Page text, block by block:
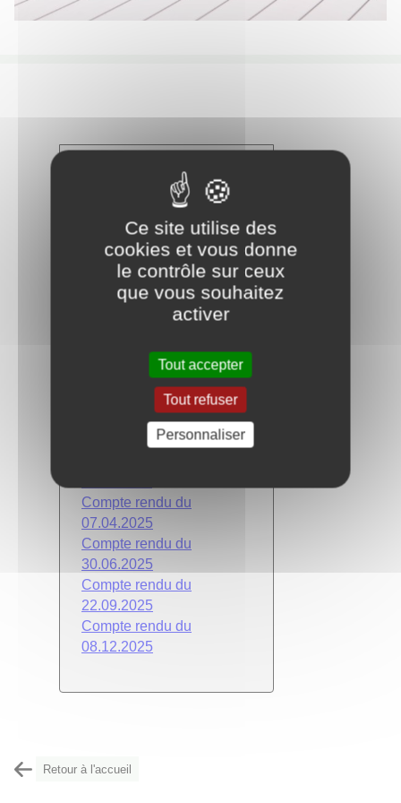
Année 2026
Compte rendu du
27.02.2026
Compte rendu du
20.03.2026
Compte rendu du
20.04.2026
Année 2025
Compte rendu du
07.04.2025
Compte rendu du
30.06.2025
Compte rendu du
22.09.2025
Compte rendu du
08.12.2025
Retour à l'accueil
Ce site utilise des
cookies et vous donne
le contrôle sur ceux
que vous souhaitez
activer
Tout accepter
Tout refuser
Personnaliser